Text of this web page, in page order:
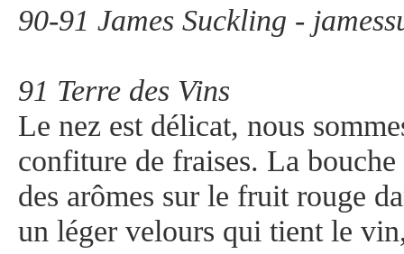
90-91 James Suckling -
91 Terre des Vins
Le nez est délicat, nous
confiture de fraises. La
des arômes sur le fruit rouge
un léger velours qui tient le